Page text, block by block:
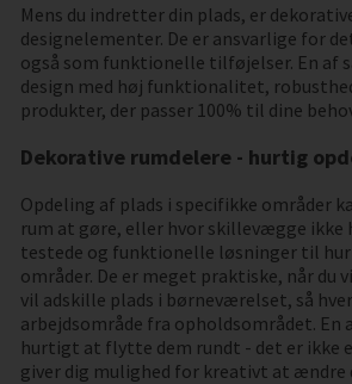
Mens du indretter din plads, er
designelementer. De er ansvarlige for
også som funktionelle tilføjelser. En af
design med høj funktionalitet,
produkter, der passer 100% til dine
Dekorative rumdelere - hurtig
Opdeling af plads i specifikke områder
rum at gøre, eller hvor skillevægge
testede og funktionelle løsninger til
områder. De er meget praktiske, når du
vil adskille plads i børneværelset, så
arbejdsområde fra opholdsområdet. En
hurtigt at flytte dem rundt - det er ikke
giver dig mulighed for kreativt at